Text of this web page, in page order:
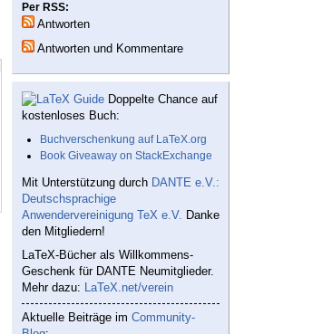
Per RSS:
Antworten
Antworten und Kommentare
Doppelte Chance auf
kostenloses Buch:
Buchverschenkung auf LaTeX.org
Book Giveaway on StackExchange
Mit Unterstützung durch DANTE e.V.:
Deutschsprachige
Anwendervereinigung TeX e.V. Danke
den Mitgliedern!
LaTeX-Bücher als Willkommens-
Geschenk für DANTE Neumitglieder.
Mehr dazu: LaTeX.net/verein
Aktuelle Beiträge im Community-